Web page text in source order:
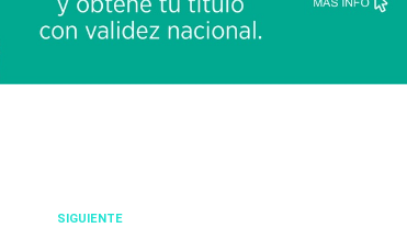
SIGUIENTE